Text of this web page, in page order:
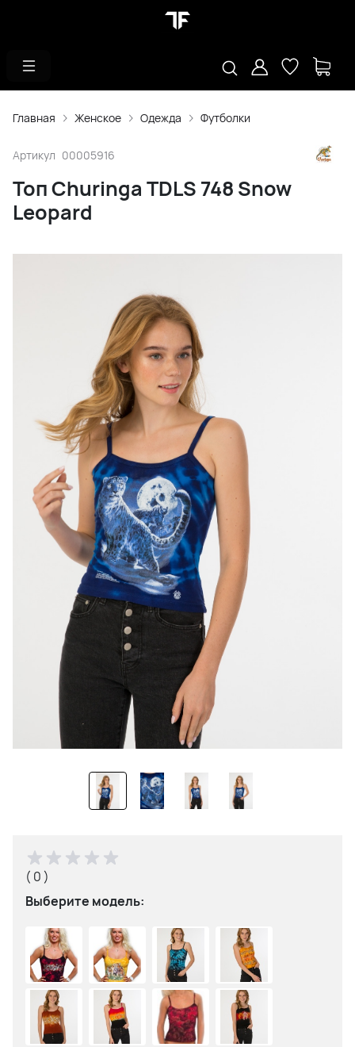
Главная Женское Одежда Футболки
Артикул 00005916
Топ Churinga TDLS 748 Snow
Leopard
( 0 )
Выберите модель: